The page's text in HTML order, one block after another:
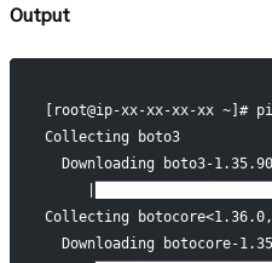
Output
[root@ip-xx-xx-xx-xx ~]#
Collecting boto3
Downloading boto3-
Collecting
Downloading botocore-